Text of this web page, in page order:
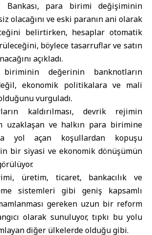
Bankası, para birimi değişiminin
olacağını ve eski paranın ani olarak
belirtirken, hesaplar otomatik
böylece tasarruflar ve satın
açıkladı.
değerinin banknotların
ekonomik politikalara ve mali
vurguladı.
kaldırılması, devrik rejimin
uzaklaşan ve halkın para birimine
yol açan koşullardan kopuşu
bir siyasi ve ekonomik dönüşümün
üretim, ticaret, bankacılık ve
sistemleri gibi geniş kapsamlı
gereken uzun bir reform
olarak sunuluyor, tıpkı bu yolu
diğer ülkelerde olduğu gibi.